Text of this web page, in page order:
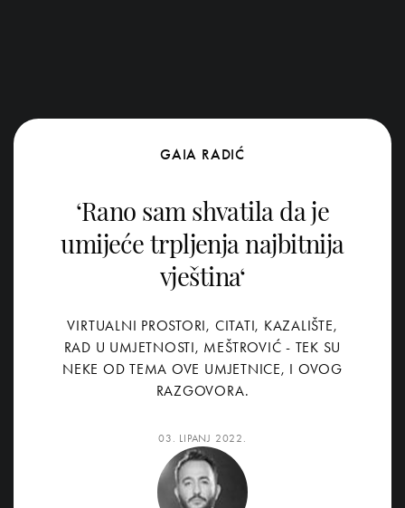
GAIA RADIĆ
‘Rano sam shvatila da je
umijeće trpljenja najbitnija
vještina‘
VIRTUALNI PROSTORI, CITATI, KAZALIŠTE,
RAD U UMJETNOSTI, MEŠTROVIĆ - TEK SU
NEKE OD TEMA OVE UMJETNICE, I OVOG
RAZGOVORA.
03. LIPANJ 2022.